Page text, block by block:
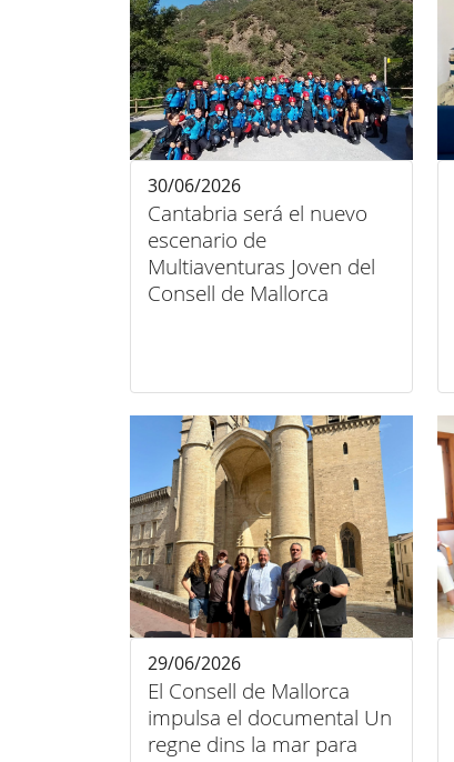
Cantabria será el nuevo
escenario de
Multiaventuras Joven del
Consell de Mallorca
30/06/2026
El Consell de Mallorca
impulsa el documental Un
regne dins la mar para
29/06/2026